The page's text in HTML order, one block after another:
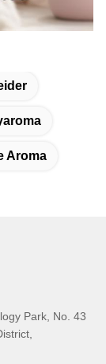
Aroma
Park, No. 43